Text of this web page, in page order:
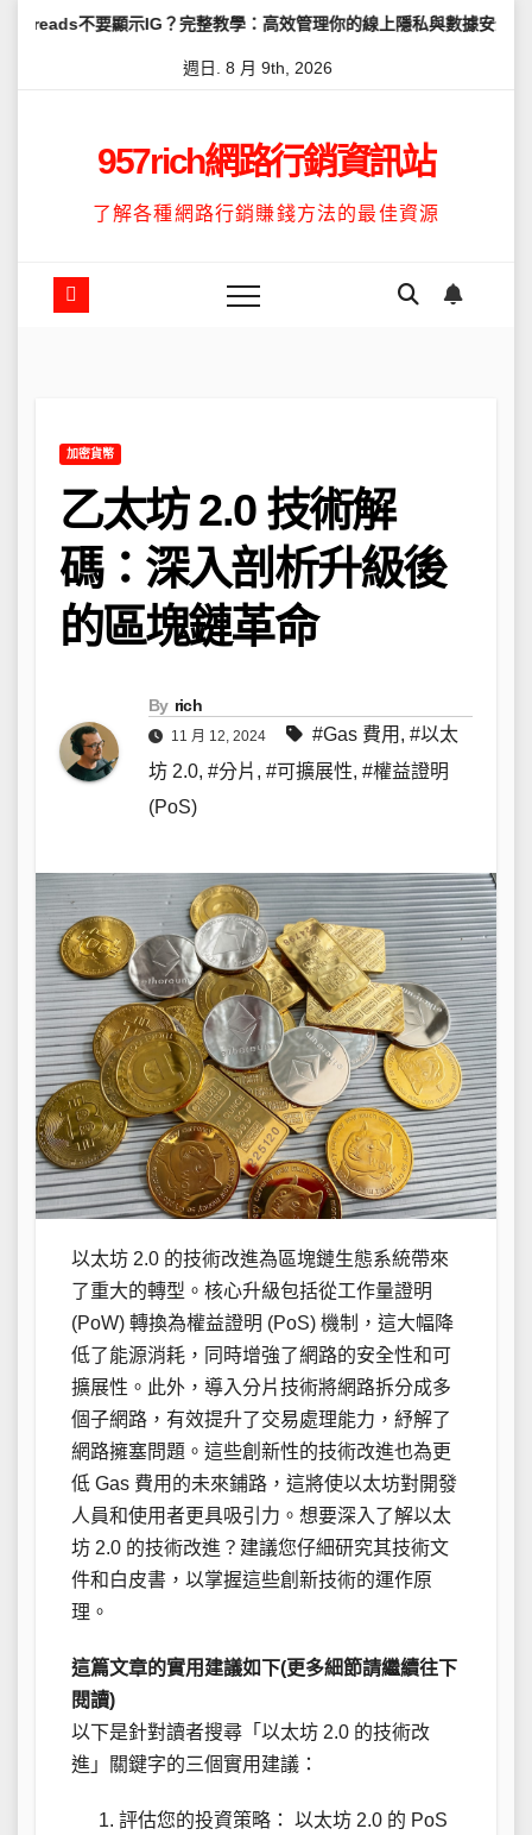
？完整教學：高效管理你的線上隱私與數據安全 怎麼讓
週日. 8 月 9th, 2026
957rich網路行銷資訊站
了解各種網路行銷賺錢方法的最佳資源
加密貨幣
乙太坊 2.0 技術解
碼：深入剖析升級後
的區塊鏈革命
By rich
11 月 12, 2024 #Gas 費用 , #以太
坊 2.0, #分片 , #可擴展性, #權益證明
(PoS)
以太坊 2.0 的技術改進為區塊鏈生態系統帶來
了重大的轉型。核心升級包括從工作量證明
(PoW) 轉換為權益證明 (PoS) 機制，這大幅降
低了能源消耗，同時增強了網路的安全性和可
擴展性。此外，導入分片技術將網路拆分成多
個子網路，有效提升了交易處理能力，紓解了
網路擁塞問題。這些創新性的技術改進也為更
低 Gas 費用的未來鋪路，這將使以太坊對開發
人員和使用者更具吸引力。想要深入了解以太
坊 2.0 的技術改進？建議您仔細研究其技術文
件和白皮書，以掌握這些創新技術的運作原
理。
這篇文章的實用建議如下(更多細節請繼續往下
閱讀)
以下是針對讀者搜尋「以太坊 2.0 的技術改
進」關鍵字的三個實用建議：
評估您的投資策略： 以太坊 2.0 的 PoS